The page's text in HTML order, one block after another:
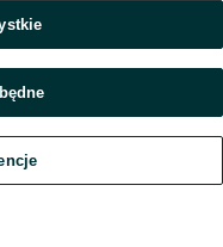
Czat Konto